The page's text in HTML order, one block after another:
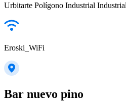
Urbitarte Polígono Industrial
Eroski_WiFi
Bar nuevo pino